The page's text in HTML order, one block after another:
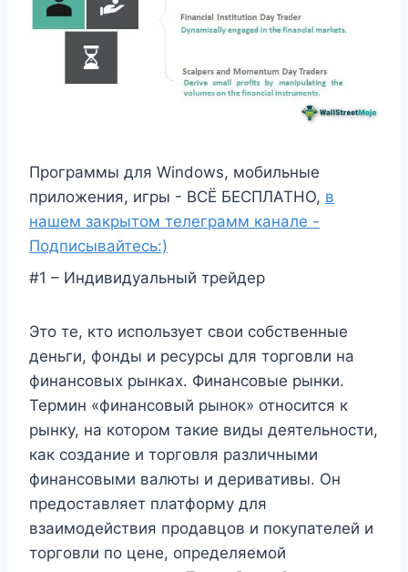
Программы для Windows, мобильные
приложения, игры - ВСЁ БЕСПЛАТНО, в
нашем закрытом телеграмм канале -
Подписывайтесь:)
#1 – Индивидуальный трейдер
Это те, кто использует свои собственные
деньги, фонды и ресурсы для торговли на
финансовых рынках. Финансовые рынки.
Термин «финансовый рынок» относится к
рынку, на котором такие виды деятельности,
как создание и торговля различными
финансовыми валюты и деривативы. Он
предоставляет платформу для
взаимодействия продавцов и покупателей и
торговли по цене, определяемой